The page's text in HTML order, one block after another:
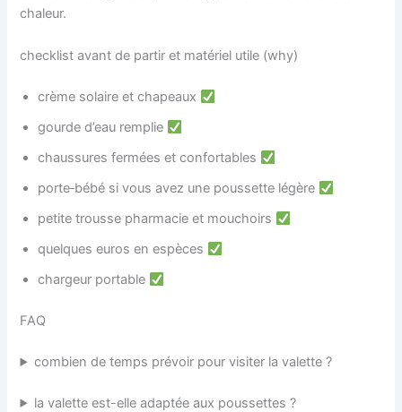
chaleur.
checklist avant de partir et matériel utile (why)
crème solaire et chapeaux
gourde d’eau remplie
chaussures fermées et confortables
porte‑bébé si vous avez une poussette légère
petite trousse pharmacie et mouchoirs
quelques euros en espèces
chargeur portable
FAQ
combien de temps prévoir pour visiter la valette ?
la valette est-elle adaptée aux poussettes ?